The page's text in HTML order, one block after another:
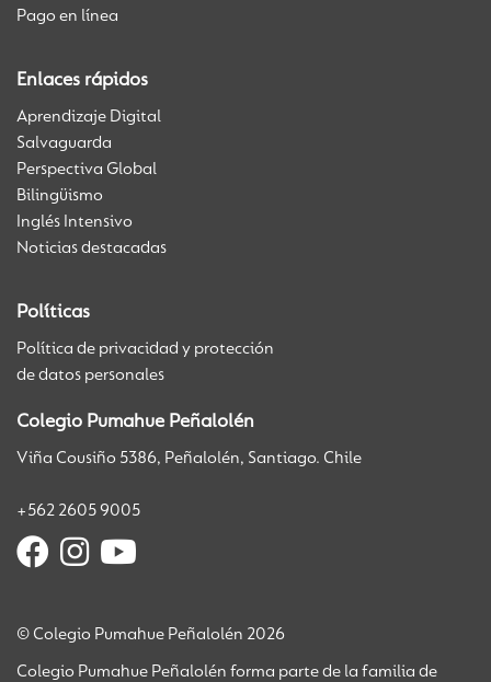
Pago en línea
Enlaces rápidos
Aprendizaje Digital
Salvaguarda
Perspectiva Global
Bilingüismo
Inglés Intensivo
Noticias destacadas
Políticas
Política de privacidad y protección
de datos personales
Colegio Pumahue Peñalolén
Viña Cousiño 5386, Peñalolén, Santiago. Chile
+562 2605 9005
© Colegio Pumahue Peñalolén 2026
Colegio Pumahue Peñalolén forma parte de la familia de